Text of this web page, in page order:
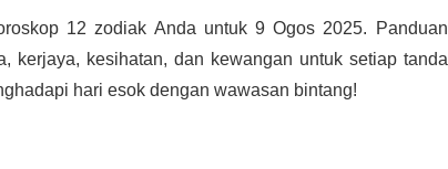
12 zodiak Anda untuk 9 Ogos 2025. Panduan
kerjaya, kesihatan, dan kewangan untuk setiap tanda
hari esok dengan wawasan bintang!